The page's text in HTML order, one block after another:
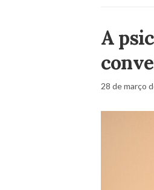
A
28 de março